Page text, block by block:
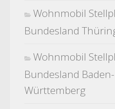
Wohnmobil
Bundesland
Wohnmobil
Bundesland Baden-
Württemberg